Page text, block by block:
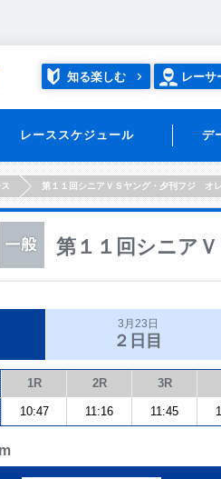
知る楽しむ レーサ
レーススケジュール デ
第１１回シニアＶＳヤング・夕刊フジ オ
第１１回シニア
3月23日
２日目
1R 2R 3R
10:47 11:16 11:45